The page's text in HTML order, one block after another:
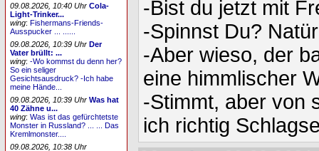
-Bist du jetzt mit
-Spinnst Du?
-Aber wieso, der
eine himmlischer
-Stimmt, aber von
ich richtig
09.08.2026, 10:40 Uhr Cola-
Light-Trinker...
wing:Fishermans-Friends-
Ausspucker ... ......
09.08.2026, 10:39 Uhr Der
Vater brüllt: ...
wing:-Wo kommst du denn her?
So ein seliger
Gesichtsausdruck? -Ich habe
meine Hände...
09.08.2026, 10:39 Uhr Was hat
40 Zähne u...
wing:Was ist das gefürchtetste
Monster in Russland? ... ... Das
Kremlmonster....
09.08.2026, 10:38 Uhr